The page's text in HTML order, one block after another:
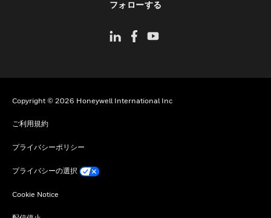
フォローする
Copyright © 2026 Honeywell International Inc
ご利用規約
プライバシーポリシー
プライバシーの選択
Cookie Notice